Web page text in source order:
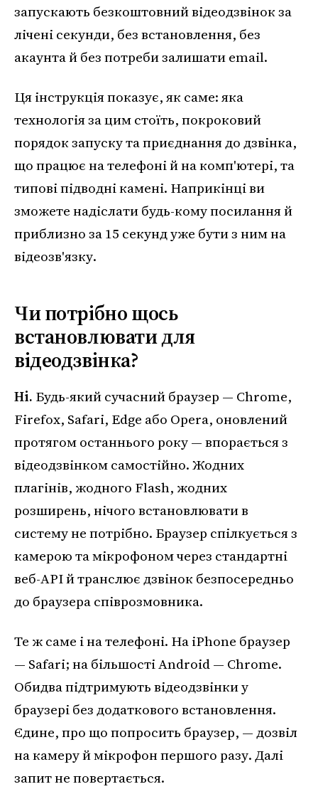
запускають безкоштовний відеодзвінок за
лічені секунди, без встановлення, без
акаунта й без потреби залишати email.
Ця інструкція показує, як саме: яка
технологія за цим стоїть, покроковий
порядок запуску та приєднання до дзвінка,
що працює на телефоні й на комп'ютері, та
типові підводні камені. Наприкінці ви
зможете надіслати будь-кому посилання й
приблизно за 15 секунд уже бути з ним на
відеозв'язку.
Чи потрібно щось
встановлювати для
відеодзвінка?
Ні. Будь-який сучасний браузер — Chrome,
Firefox, Safari, Edge або Opera, оновлений
протягом останнього року — впорається з
відеодзвінком самостійно. Жодних
плагінів, жодного Flash, жодних
розширень, нічого встановлювати в
систему не потрібно. Браузер спілкується з
камерою та мікрофоном через стандартні
веб-API й транслює дзвінок безпосередньо
до браузера співрозмовника.
Те ж саме і на телефоні. На iPhone браузер
— Safari; на більшості Android — Chrome.
Обидва підтримують відеодзвінки у
браузері без додаткового встановлення.
Єдине, про що попросить браузер, — дозвіл
на камеру й мікрофон першого разу. Далі
запит не повертається.